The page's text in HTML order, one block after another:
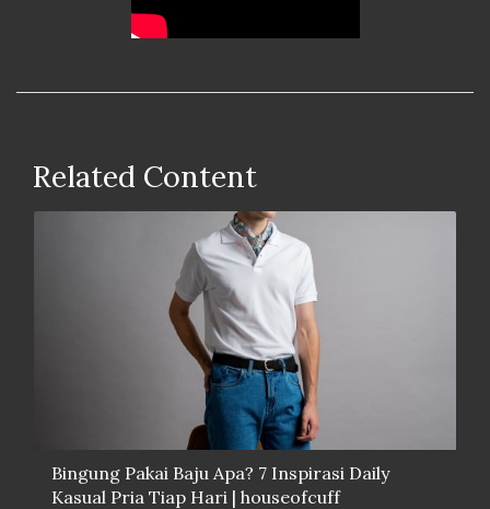
Related Content
Bingung Pakai Baju Apa? 7 Inspirasi Daily
Kasual Pria Tiap Hari | houseofcuff